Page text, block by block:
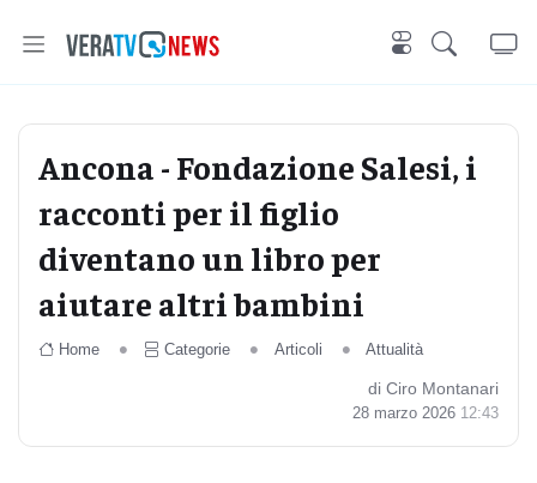
Ancona - Fondazione Salesi, i
racconti per il figlio
diventano un libro per
aiutare altri bambini
Home Categorie Articoli Attualità
di Ciro Montanari
28 marzo 2026 12:43